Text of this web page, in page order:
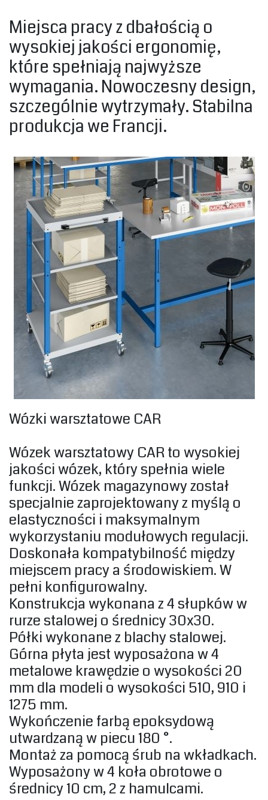
‎Miejsca pracy z dbałością o
wysokiej jakości ergonomię,
które spełniają najwyższe
wymagania. Nowoczesny design,
szczególnie wytrzymały. Stabilna
produkcja we Francji.‎
‎Wózki warsztatowe CAR ‎
‎Wózek warsztatowy CAR to wysokiej
jakości wózek, który spełnia wiele
funkcji. Wózek magazynowy został
specjalnie zaprojektowany z myślą o
elastyczności i maksymalnym
wykorzystaniu modułowych regulacji.
Doskonała kompatybilność między
miejscem pracy a środowiskiem. W
pełni konfigurowalny.‎
‎Konstrukcja wykonana z 4 słupków w
rurze stalowej o średnicy 30x30. ‎
‎Półki wykonane z blachy stalowej.
Górna płyta jest wyposażona w 4
metalowe krawędzie o wysokości 20
mm dla modeli o wysokości 510, 910 i
1275 mm.
Wykończenie‎ farbą epoksydową
utwardzaną w piecu 180 °. ‎
Montaż za pomocą śrub na wkładkach.
‎Wyposażony w 4 koła obrotowe o
średnicy 10 cm, 2 z hamulcami.‎